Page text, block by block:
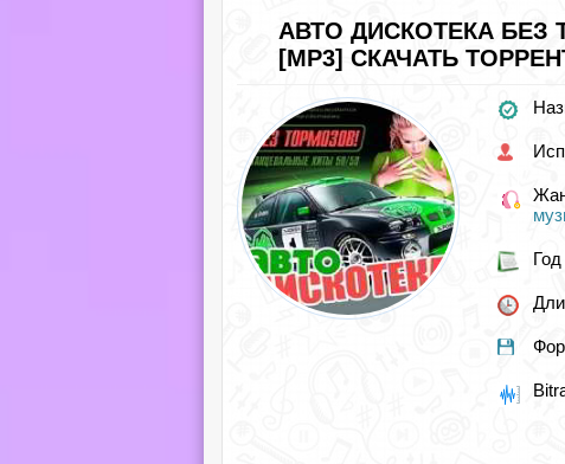
АВТО ДИСКОТЕКА БЕЗ
[MP3] СКАЧАТЬ